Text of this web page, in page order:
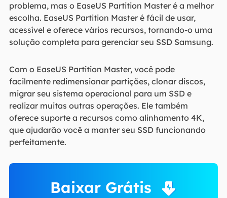
problema, mas o EaseUS Partition Master é a melhor
escolha. EaseUS Partition Master é fácil de usar,
acessível e oferece vários recursos, tornando-o uma
solução completa para gerenciar seu SSD Samsung.
Com o EaseUS Partition Master, você pode
facilmente redimensionar partições, clonar discos,
migrar seu sistema operacional para um SSD e
realizar muitas outras operações. Ele também
oferece suporte a recursos como alinhamento 4K,
que ajudarão você a manter seu SSD funcionando
perfeitamente.
Baixar Grátis